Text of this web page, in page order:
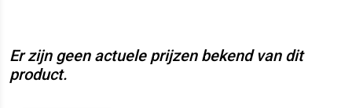
Er zijn geen actuele prijzen bekend van dit
product.